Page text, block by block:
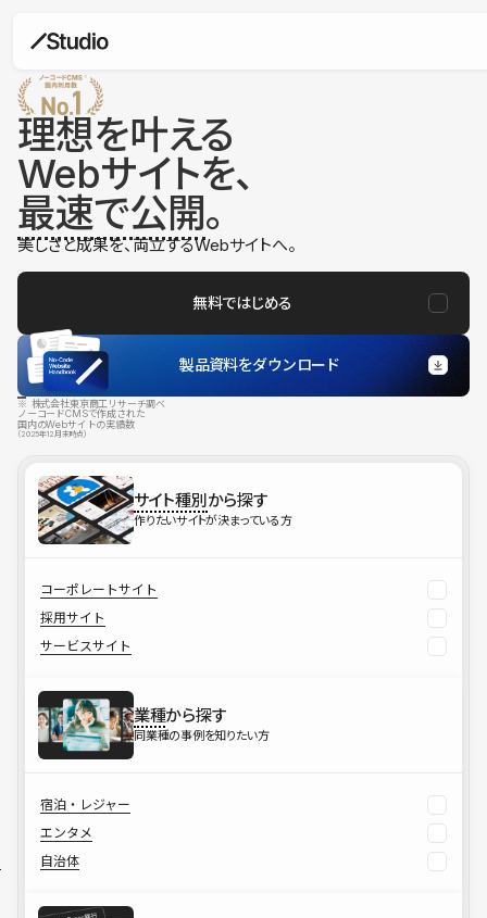
理想を叶える
Webサイトを、
最速で公開。
美しさと成果を、両立するWebサイトへ。
無料ではじめる
製品資料をダウンロード
※ 株式会社東京商工リサーチ調べ
ノーコードCMSで作成された
国内のWebサイトの実績数
（2025年12月末時点）
サイト種別から探す
作りたいサイトが決まっている方
コーポレートサイト
採用サイト
サービスサイト
業種から探す
同業種の事例を知りたい方
宿泊・レジャー
エンタメ
自治体